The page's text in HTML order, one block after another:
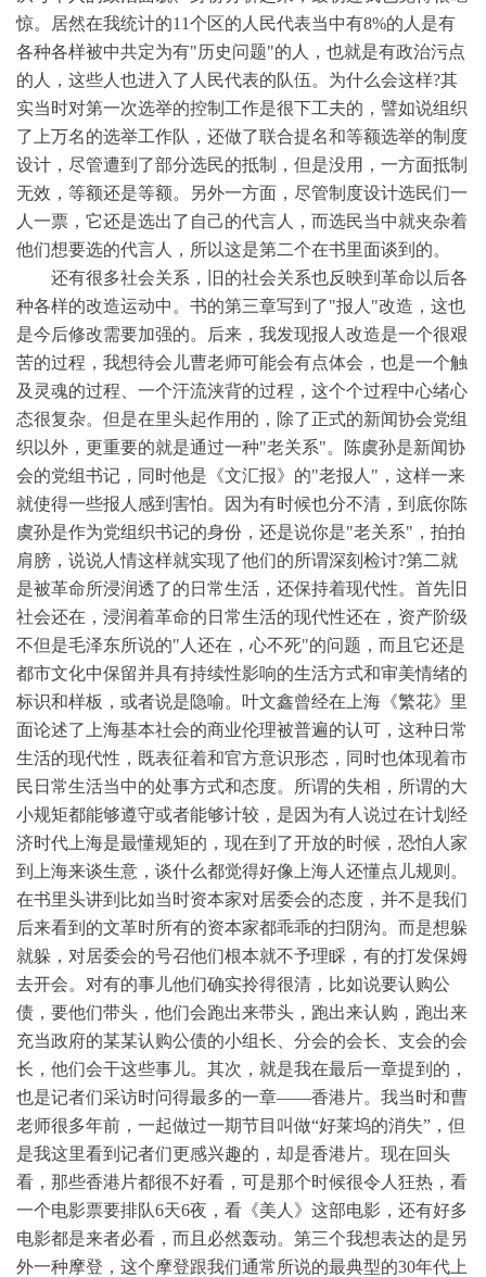
惊。居然在我统计的11个区的人民代表当中有8%的人是有
各种各样被中共定为有"历史问题"的人，也就是有政治污点
的人，这些人也进入了人民代表的队伍。为什么会这样?其
实当时对第一次选举的控制工作是很下工夫的，譬如说组织
了上万名的选举工作队，还做了联合提名和等额选举的制度
设计，尽管遭到了部分选民的抵制，但是没用，一方面抵制
无效，等额还是等额。另外一方面，尽管制度设计选民们一
人一票，它还是选出了自己的代言人，而选民当中就夹杂着
他们想要选的代言人，所以这是第二个在书里面谈到的。
还有很多社会关系，旧的社会关系也反映到革命以后各
种各样的改造运动中。书的第三章写到了"报人"改造，这也
是今后修改需要加强的。后来，我发现报人改造是一个很艰
苦的过程，我想待会儿曹老师可能会有点体会，也是一个触
及灵魂的过程、一个汗流浃背的过程，这个个过程中心绪心
态很复杂。但是在里头起作用的，除了正式的新闻协会党组
织以外，更重要的就是通过一种"老关系"。陈虞孙是新闻协
会的党组书记，同时他是《文汇报》的"老报人"，这样一来
就使得一些报人感到害怕。因为有时候也分不清，到底你陈
虞孙是作为党组织书记的身份，还是说你是"老关系"，拍拍
肩膀，说说人情这样就实现了他们的所谓深刻检讨?第二就
是被革命所浸润透了的日常生活，还保持着现代性。首先旧
社会还在，浸润着革命的日常生活的现代性还在，资产阶级
不但是毛泽东所说的"人还在，心不死"的问题，而且它还是
都市文化中保留并具有持续性影响的生活方式和审美情绪的
标识和样板，或者说是隐喻。叶文鑫曾经在上海《繁花》里
面论述了上海基本社会的商业伦理被普遍的认可，这种日常
生活的现代性，既表征着和官方意识形态，同时也体现着市
民日常生活当中的处事方式和态度。所谓的失相，所谓的大
小规矩都能够遵守或者能够计较，是因为有人说过在计划经
济时代上海是最懂规矩的，现在到了开放的时候，恐怕人家
到上海来谈生意，谈什么都觉得好像上海人还懂点儿规则。
在书里头讲到比如当时资本家对居委会的态度，并不是我们
后来看到的文革时所有的资本家都乖乖的扫阴沟。而是想躲
就躲，对居委会的号召他们根本就不予理睬，有的打发保姆
去开会。对有的事儿他们确实拎得很清，比如说要认购公
债，要他们带头，他们会跑出来带头，跑出来认购，跑出来
充当政府的某某认购公债的小组长、分会的会长、支会的会
长，他们会干这些事儿。其次，就是我在最后一章提到的，
也是记者们采访时问得最多的一章——香港片。我当时和曹
老师很多年前，一起做过一期节目叫做“好莱坞的消失”，但
是我这里看到记者们更感兴趣的，却是香港片。现在回头
看，那些香港片都很不好看，可是那个时候很令人狂热，看
一个电影票要排队6天6夜，看《美人》这部电影，还有好多
电影都是来者必看，而且必然轰动。第三个我想表达的是另
外一种摩登，这个摩登跟我们通常所说的最典型的30年代上